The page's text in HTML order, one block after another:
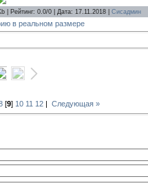
| Рейтинг: 0.0/0 | Дата: 17.11.2018 | Сисадмин
в реальном размере
[9] 10 11 12 | Следующая »